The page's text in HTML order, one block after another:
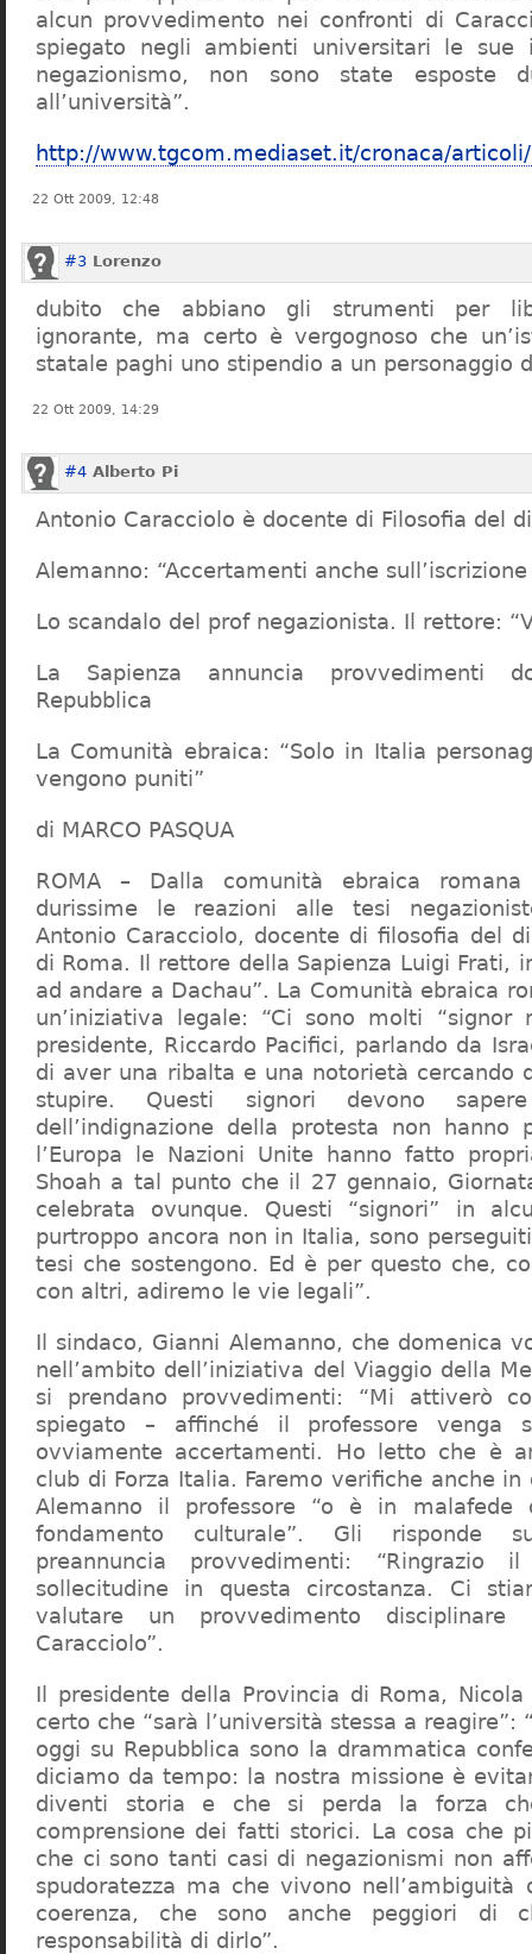
alcun provvedimento nei confronti di
spiegato negli ambienti universitari le sue
negazionismo, non sono state esposte
all’università”.
http://www.tgcom.mediaset.it/cronaca/
22 Ott 2009, 12:48
#3 Lorenzo
dubito che abbiano gli strumenti per
ignorante, ma certo è vergognoso che
statale paghi uno stipendio a un personaggio
22 Ott 2009, 14:29
#4 Alberto Pi
Antonio Caracciolo è docente di Filosofia del
Alemanno: “Accertamenti anche
Lo scandalo del prof negazionista. Il rettore:
La Sapienza annuncia provvedimenti
Repubblica
La Comunità ebraica: “Solo in Italia
vengono puniti”
di MARCO PASQUA
ROMA – Dalla comunità ebraica
durissime le reazioni alle tesi
Antonio Caracciolo, docente di filosofia del
di Roma. Il rettore della Sapienza Luigi Frati,
ad andare a Dachau”. La Comunità ebraica
un’iniziativa legale: “Ci sono molti “signor
presidente, Riccardo Pacifici, parlando da
di aver una ribalta e una notorietà cercando
stupire. Questi signori devono
dell’indignazione della protesta non hanno
l’Europa le Nazioni Unite hanno fatto
Shoah a tal punto che il 27 gennaio,
celebrata ovunque. Questi “signori” in
purtroppo ancora non in Italia, sono
tesi che sostengono. Ed è per questo che,
con altri, adiremo le vie legali”.
Il sindaco, Gianni Alemanno, che domenica
nell’ambito dell’iniziativa del Viaggio della
si prendano provvedimenti: “Mi attiverò
spiegato – affinché il professore venga
ovviamente accertamenti. Ho letto che è
club di Forza Italia. Faremo verifiche anche in
Alemanno il professore “o è in malafede
fondamento culturale”. Gli risponde
preannuncia provvedimenti:
sollecitudine in questa circostanza. Ci
valutare un provvedimento
Caracciolo”.
Il presidente della Provincia di Roma,
certo che “sarà l’università stessa a reagire”:
oggi su Repubblica sono la drammatica
diciamo da tempo: la nostra missione è
diventi storia e che si perda la forza
comprensione dei fatti storici. La cosa che
che ci sono tanti casi di negazionismi non
spudoratezza ma che vivono nell’ambiguità
coerenza, che sono anche peggiori di
responsabilità di dirlo”.